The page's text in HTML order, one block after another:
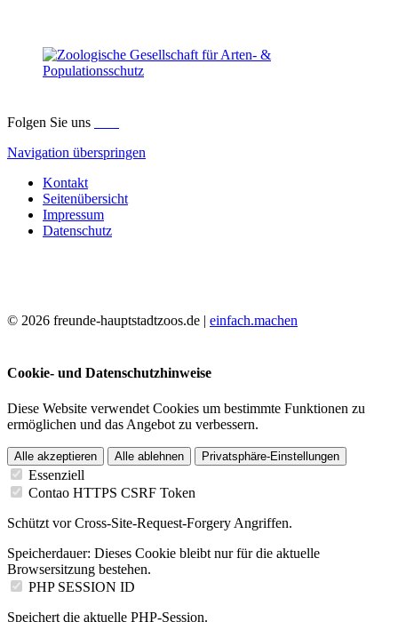
Folgen Sie uns
Navigation überspringen
Kontakt
Seitenübersicht
Impressum
Datenschutz
© 2026 freunde-hauptstadtzoos.de | einfach.machen
Cookie- und Datenschutzhinweise
Diese Website verwendet Cookies um bestimmte Funktionen zu
ermöglichen und das Angebot zu verbessern.
Alle akzeptieren Alle ablehnen Privatsphäre-Einstellungen
Essenziell
Contao HTTPS CSRF Token
Schützt vor Cross-Site-Request-Forgery Angriffen.
Speicherdauer: Dieses Cookie bleibt nur für die aktuelle
Browsersitzung bestehen.
PHP SESSION ID
Speichert die aktuelle PHP-Session.